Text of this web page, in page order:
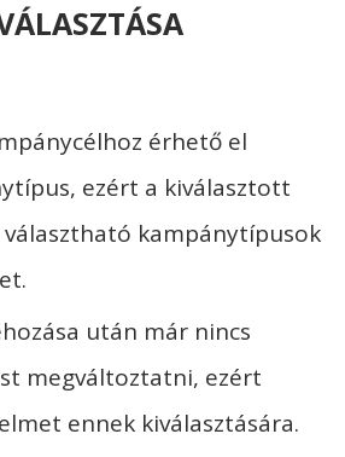
érhető el
ezért a kiválasztott
kampánytípusok
után már nincs
megváltoztatni, ezért
ennek kiválasztására.